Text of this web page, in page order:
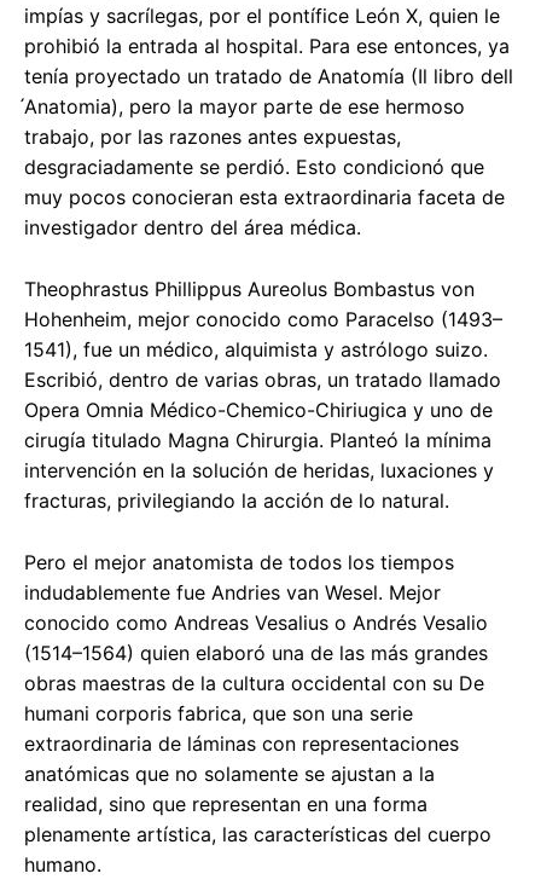
impías y sacrílegas, por el pontífice León X, quien le
prohibió la entrada al hospital. Para ese entonces, ya
tenía proyectado un tratado de Anatomía (Il libro dell
́Anatomia), pero la mayor parte de ese hermoso
trabajo, por las razones antes expuestas,
desgraciadamente se perdió. Esto condicionó que
muy pocos conocieran esta extraordinaria faceta de
investigador dentro del área médica.
Theophrastus Phillippus Aureolus Bombastus von
Hohenheim, mejor conocido como Paracelso (1493–
1541), fue un médico, alquimista y astrólogo suizo.
Escribió, dentro de varias obras, un tratado llamado
Opera Omnia Médico-Chemico-Chiriugica y uno de
cirugía titulado Magna Chirurgia. Planteó la mínima
intervención en la solución de heridas, luxaciones y
fracturas, privilegiando la acción de lo natural.
Pero el mejor anatomista de todos los tiempos
indudablemente fue Andries van Wesel. Mejor
conocido como Andreas Vesalius o Andrés Vesalio
(1514–1564) quien elaboró una de las más grandes
obras maestras de la cultura occidental con su De
humani corporis fabrica, que son una serie
extraordinaria de láminas con representaciones
anatómicas que no solamente se ajustan a la
realidad, sino que representan en una forma
plenamente artística, las características del cuerpo
humano.